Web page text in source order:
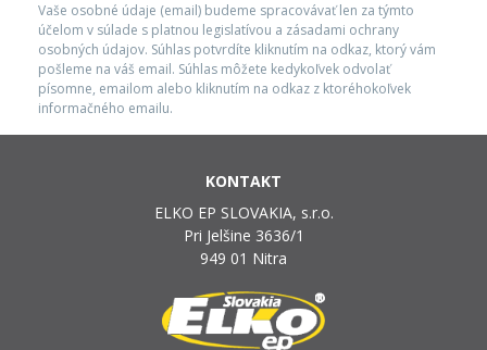
Vaše osobné údaje (email) budeme spracovávať len za týmto
účelom v súlade s platnou legislatívou a zásadami ochrany
osobných údajov. Súhlas potvrdíte kliknutím na odkaz, ktorý vám
pošleme na váš email. Súhlas môžete kedykoľvek odvolať
písomne, emailom alebo kliknutím na odkaz z ktoréhokoľvek
informačného emailu.
KONTAKT
ELKO EP SLOVAKIA, s.r.o.
Pri Jelšine 3636/1
949 01 Nitra